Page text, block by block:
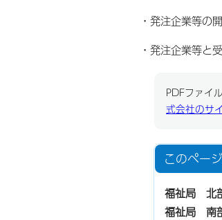
・発注企業等の
・発注企業等と
PDFファイ
式会社のサ
このペー
福祉局 北
福祉局 南